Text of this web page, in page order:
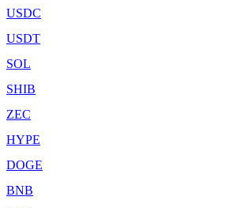
USDC
USDT
SOL
SHIB
ZEC
HYPE
DOGE
BNB